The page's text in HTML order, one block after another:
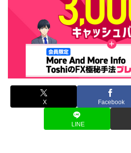
X Facebook
LINE